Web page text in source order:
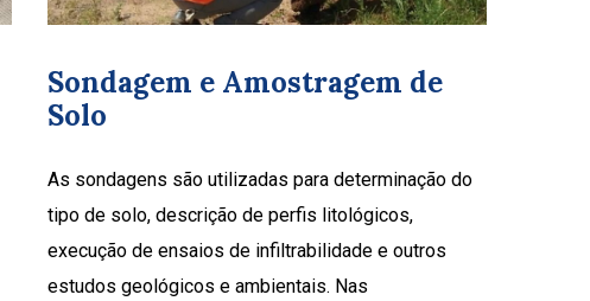
Sondagem e Amostragem de
Solo
As sondagens são utilizadas para determinação do
tipo de solo, descrição de perfis litológicos,
execução de ensaios de infiltrabilidade e outros
estudos geológicos e ambientais. Nas